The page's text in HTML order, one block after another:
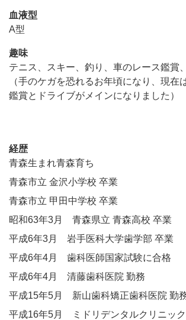
血液型
A型
趣味
テニス、スキー、釣り、車のレース鑑賞
（手のケガを恐れるお年頃になり、現在
鑑賞とドライブがメインになりました）
経歴
青森生まれ青森育ち
青森市立 金沢小学校 卒業
青森市立 甲田中学校 卒業
昭和63年3月 青森県立 青森高校 卒業
平成6年3月 岩手医科大学歯学部 卒業
平成6年4月 歯科医師国家試験に合格
平成6年4月 清藤歯科医院 勤務
平成15年5月 新山歯科矯正歯科医院 勤
平成16年5月 ミドリデンタルクリニッ